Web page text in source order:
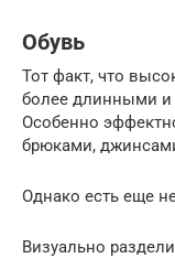
Обувь
Тот факт, что
более длинными и
Особенно
брюками,
Однако есть еще
Визуально